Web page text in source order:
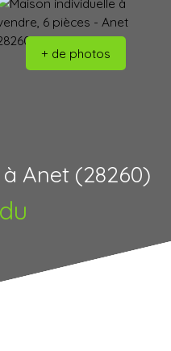
+ de photos
Anet (28260)